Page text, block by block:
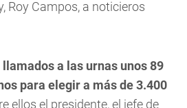
Roy Campos, a noticieros
a las urnas unos 89
para elegir a más de 3.400
ellos el presidente, el jefe de